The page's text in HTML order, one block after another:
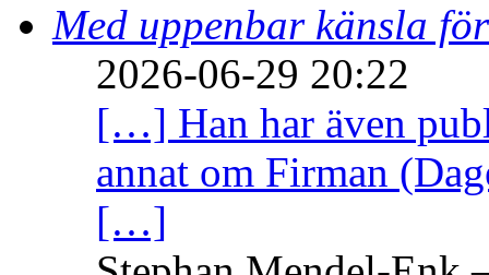
Med uppenbar känsla
2026-06-29 20:22
[…] Han har även
annat om Firman
[…]